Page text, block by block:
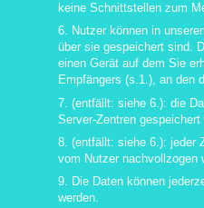
keine Schnittstellen zum
6. Nutzer können in
über sie gespeichert sind.
einen Gerät auf dem Sie
Empfängers (s.1.), an den
7. (entfällt: siehe 6.): die
Server-Zentren gespeichert
8. (entfällt: siehe 6.): jeder
vom Nutzer nachvollzogen
9. Die Daten können
werden.